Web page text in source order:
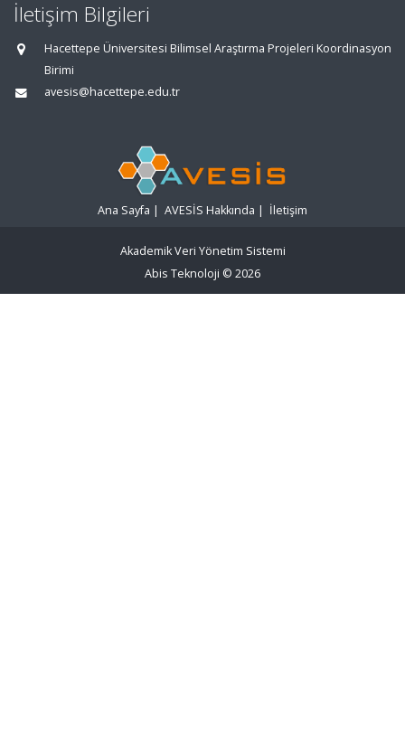
İletişim Bilgileri
Hacettepe Üniversitesi Bilimsel Araştırma Projeleri Koordinasyon
Birimi
avesis@hacettepe.edu.tr
Ana Sayfa | AVESİS Hakkında | İletişim
Akademik Veri Yönetim Sistemi
Abis Teknoloji © 2026